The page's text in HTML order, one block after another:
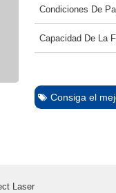
Condiciones De
Capacidad De La
Consiga el
Laser